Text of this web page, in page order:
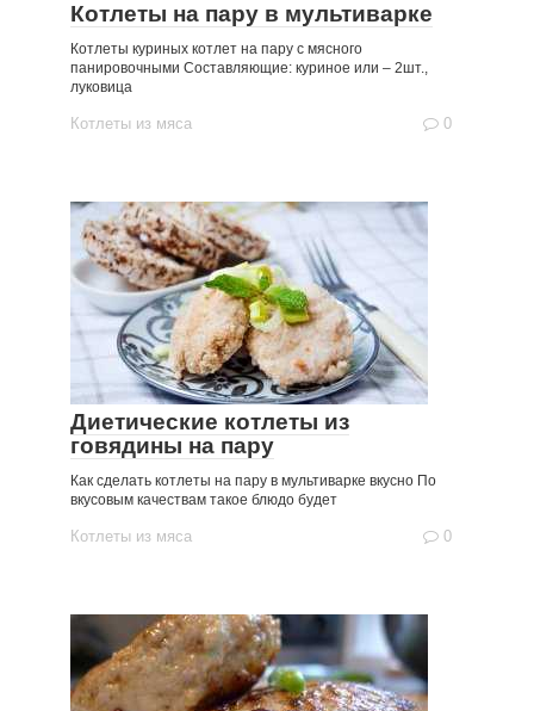
Котлеты на пару в мультиварке
Котлеты куриных котлет на пару с мясного
панировочными Составляющие: куриное или – 2шт.,
луковица
Котлеты из мяса 0
Диетические котлеты из
говядины на пару
Как сделать котлеты на пару в мультиварке вкусно По
вкусовым качествам такое блюдо будет
Котлеты из мяса 0